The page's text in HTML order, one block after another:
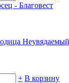
- Благовест
+ В корзину